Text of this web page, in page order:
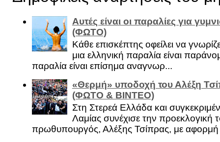
Αυτές είναι οι παραλίες για
(ΦΩΤΟ)
Κάθε επισκέπτης οφείλει να
μια ελληνική παραλία είναι
παραλία είναι επίσημα αναγνωρ...
«Θερμή» υποδοχή του Αλέξη
(ΦΩΤΟ & ΒΙΝΤΕΟ)
Στη Στερεά Ελλάδα και
Λαμίας συνέχισε την προεκλογική
πρωθυπουργός, Αλέξης Τσίπρας, με αφορμή